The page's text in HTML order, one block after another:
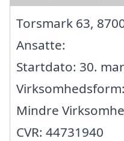
Torsmark 63,
Ansatte:
Startdato: 30.
Mindre
CVR: 44731940